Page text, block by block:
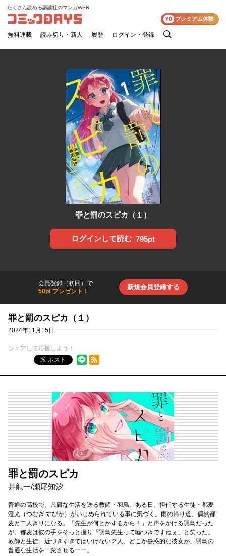
コミックDAYS
たくさん読める講談社のマンガWEB
無料連載 読み切り・新人 履歴 ログイン・登録
検
¥0 プレミアム体験
罪と罰のスピカ（１）
ログインして読む 795pt
会員登録（初回）で
50pt プレゼント！
新規会員登録する
罪と罰のスピカ（１）
2024年11月15日
シェアして応援しよう！
ポスト
RSSフィード
罪と罰のスピカ
井龍一/瀬尾知汐
普通の高校で、凡庸な生活を送る教師・羽鳥。ある日、担任する生徒・都麦
澄光（つむぎ すぴか）がいじめられている事に気づく。雨の帰り道、偶然都
麦と二人きりになる。「先生が何とかするから！」と声をかける羽鳥だった
が、都麦は彼の手をそっと握り「羽鳥先生って嘘つきですねぇ」と笑った。
教師と生徒…近づきすぎてはいけない２人。どこか蠱惑的な彼女が、羽鳥の
普通な生活を一変させるーー。